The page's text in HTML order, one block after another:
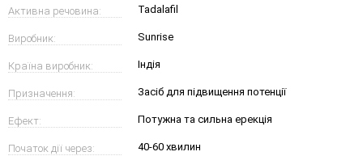
Активна речовина: Tadalafil
Виробник: Sunrise
Країна виробник: Індія
Призначення: Засіб для підвищення потенції
Ефект: Потужна та сильна ерекція
Початок дії через: 40-60 хвилин